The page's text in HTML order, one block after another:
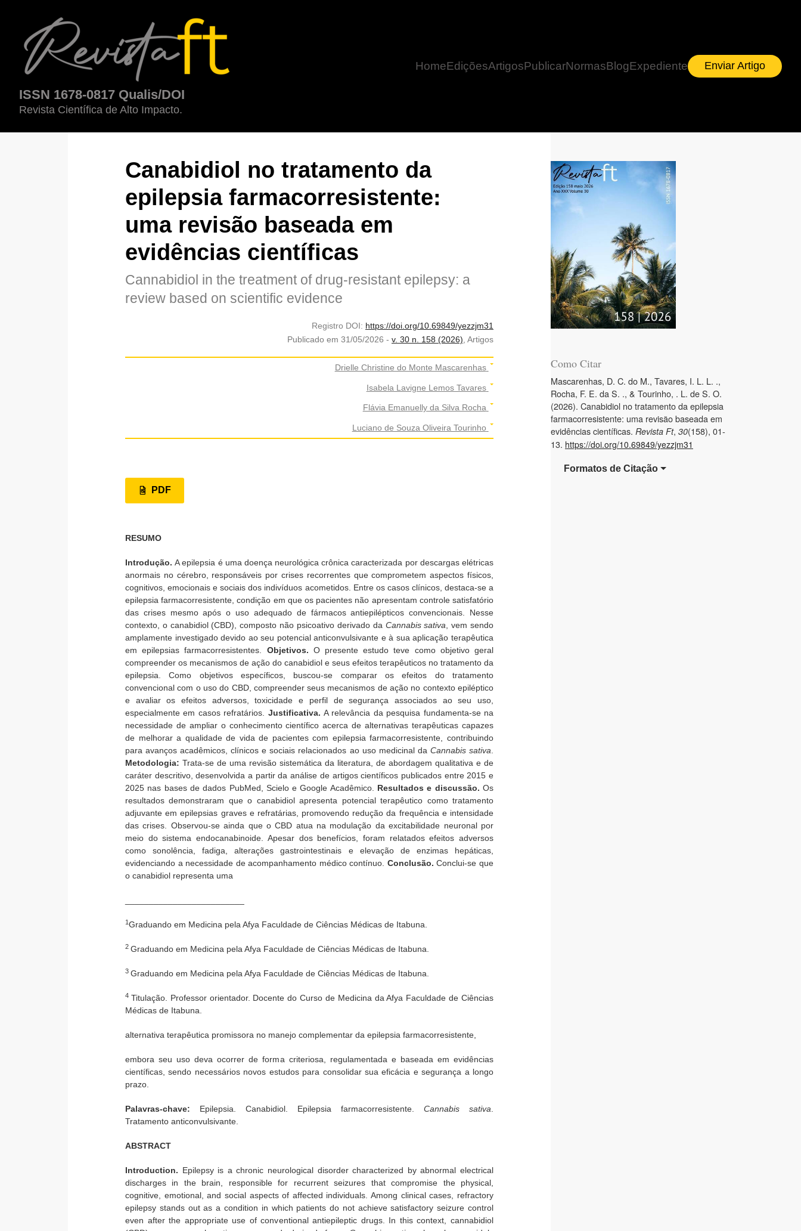
Canabidiol no tratamento da epilepsia farmacorresistente: uma revisão baseada em evidências científicas
ISSN 1678-0817 Qualis/DOI
Revista Científica de Alto Impacto.
HomeEdiçõesArtigosPublicarNormasBlogExpediente Enviar Artigo
Canabidiol no tratamento da
epilepsia farmacorresistente:
uma revisão baseada em
evidências científicas
Cannabidiol in the treatment of drug-resistant epilepsy: a
review based on scientific evidence
Registro DOI: https://doi.org/10.69849/yezzjm31
Publicado em 31/05/2026 - v. 30 n. 158 (2026) Artigos
Drielle Christine do Monte Mascarenhas
Isabela Lavigne Lemos Tavares
Flávia Emanuelly da Silva Rocha
Luciano de Souza Oliveira Tourinho
PDF
RESUMO
Introdução.A epilepsia é uma doença neurológica crônica caracterizada por descargas elétricas
anormais no cérebro, responsáveis por crises recorrentes que comprometem aspectos físicos,
cognitivos, emocionais e sociais dos indivíduos acometidos. Entre os casos clínicos, destaca-se a
epilepsia farmacorresistente, condição em que os pacientes não apresentam controle satisfatório
das crises mesmo após o uso adequado de fármacos antiepilépticos convencionais. Nesse
contexto, o canabidiol (CBD), composto não psicoativo derivado da Cannabis sativa , vem sendo
amplamente investigado devido ao seu potencial anticonvulsivante e à sua aplicação terapêutica
em epilepsias farmacorresistentes. Objetivos. O presente estudo teve como objetivo geral
compreender os mecanismos de ação do canabidiol e seus efeitos terapêuticos no tratamento da
epilepsia. Como objetivos específicos, buscou-se comparar os efeitos do tratamento
convencional com o uso do CBD, compreender seus mecanismos de ação no contexto epiléptico
e avaliar os efeitos adversos, toxicidade e perfil de segurança associados ao seu uso,
especialmente em casos refratários. Justificativa.A relevância da pesquisa fundamenta-se na
necessidade de ampliar o conhecimento científico acerca de alternativas terapêuticas capazes
de melhorar a qualidade de vida de pacientes com epilepsia farmacorresistente, contribuindo
para avanços acadêmicos, clínicos e sociais relacionados ao uso medicinal da Cannabis sativa
Metodologia: Trata-se de uma revisão sistemática da literatura, de abordagem qualitativa e de
caráter descritivo, desenvolvida a partir da análise de artigos científicos publicados entre 2015 e
2025 nas bases de dados PubMed, Scielo e Google Acadêmico. Resultados e discussão.Os
resultados demonstraram que o canabidiol apresenta potencial terapêutico como tratamento
adjuvante em epilepsias graves e refratárias, promovendo redução da frequência e intensidade
das crises. Observou-se ainda que o CBD atua na modulação da excitabilidade neuronal por
meio do sistema endocanabinoide. Apesar dos benefícios, foram relatados efeitos adversos
como sonolência, fadiga, alterações gastrointestinais e elevação de enzimas hepáticas,
evidenciando a necessidade de acompanhamento médico contínuo. Conclusão.Conclui-se que
o canabidiol representa uma
1Graduando em Medicina pela Afya Faculdade de Ciências Médicas de Itabuna.
2 Graduando em Medicina pela Afya Faculdade de Ciências Médicas de Itabuna.
3 Graduando em Medicina pela Afya Faculdade de Ciências Médicas de Itabuna.
4 Titulação. Professor orientador. Docente do Curso de Medicina da Afya Faculdade de Ciências
Médicas de Itabuna.
alternativa terapêutica promissora no manejo complementar da epilepsia farmacorresistente,
embora seu uso deva ocorrer de forma criteriosa, regulamentada e baseada em evidências
científicas, sendo necessários novos estudos para consolidar sua eficácia e segurança a longo
prazo.
Palavras-chave: Epilepsia. Canabidiol. Epilepsia farmacorresistente. Cannabis sativa
Tratamento anticonvulsivante.
ABSTRACT
Introduction. Epilepsy is a chronic neurological disorder characterized by abnormal electrical
discharges in the brain, responsible for recurrent seizures that compromise the physical,
cognitive, emotional, and social aspects of affected individuals. Among clinical cases, refractory
epilepsy stands out as a condition in which patients do not achieve satisfactory seizure control
even after the appropriate use of conventional antiepileptic drugs. In this context, cannabidiol
Como Citar
Mascarenhas, D. C. do M., Tavares, I. L. L. .,
Rocha, F. E. da S. ., & Tourinho, . L. de S. O.
(2026). Canabidiol no tratamento da epilepsia
farmacorresistente: uma revisão baseada em
evidências científicas. Revista Ft, 30(158), 01-
13. https://doi.org/10.69849/yezzjm31
Formatos de Citação